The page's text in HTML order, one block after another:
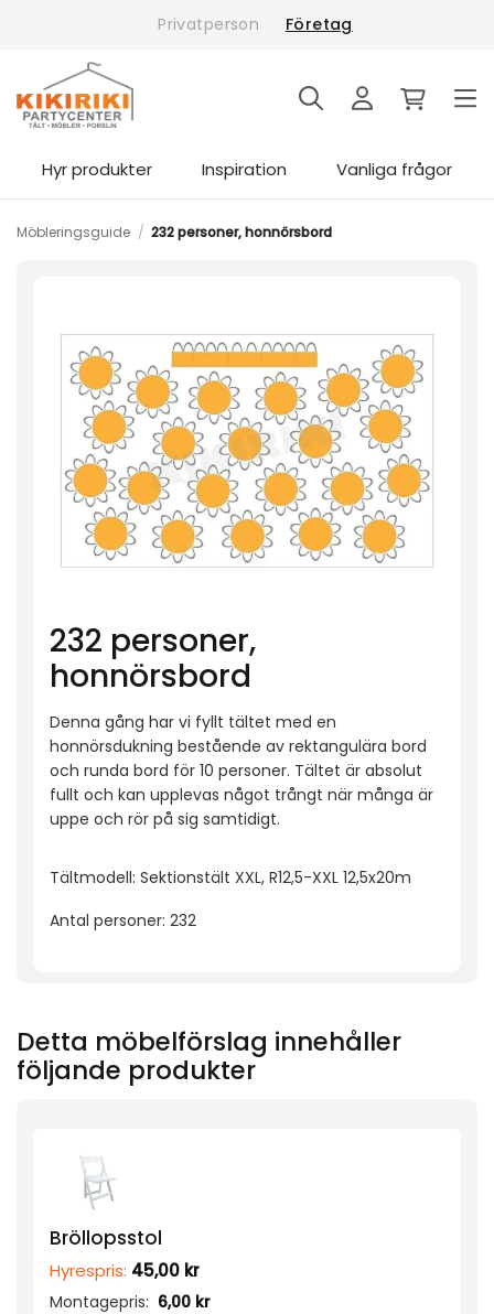
Privatperson Företag
Hyr produkter Inspiration Vanliga frågor
Möbleringsguide / 232 personer, honnörsbord
232 personer,
honnörsbord
Denna gång har vi fyllt tältet med en
honnörsdukning bestående av rektangulära bord
och runda bord för 10 personer. Tältet är absolut
fullt och kan upplevas något trångt när många är
uppe och rör på sig samtidigt.
Tältmodell: Sektionstält XXL, R12,5-XXL 12,5x20m
Antal personer: 232
Detta möbelförslag innehåller
följande produkter
Bröllopsstol
Hyrespris: 45,00 kr
Montagepris: 6,00 kr